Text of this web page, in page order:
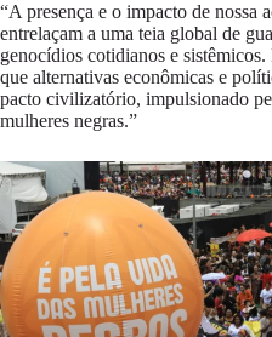
“A presença e o impacto de nossa
entrelaçam a uma teia global de
genocídios cotidianos e
que alternativas econômicas e
pacto civilizatório, impulsionado
mulheres negras.”